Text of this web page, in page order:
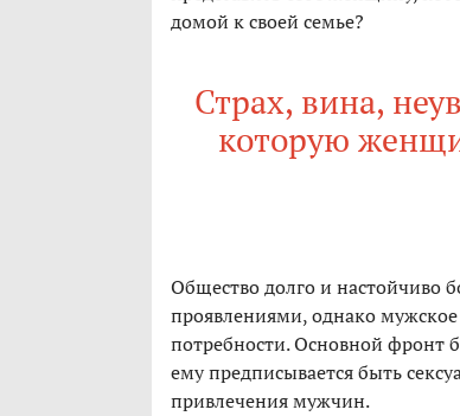
домой к своей семье?
Страх, вина,
которую
Общество долго и настойчиво
проявлениями, однако мужское
потребности. Основной фронт
ему предписывается быть
привлечения мужчин.